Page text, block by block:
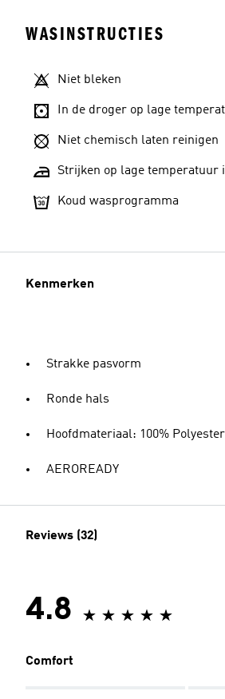
WASINSTRUCTIES
Niet bleken
In de droger op lage
Niet chemisch laten reinigen
Strijken op lage temperatuur
Koud wasprogramma
Kenmerken
Strakke pasvorm
Ronde hals
Hoofdmateriaal: 100%
AEROREADY
Reviews (32)
4.8
Comfort